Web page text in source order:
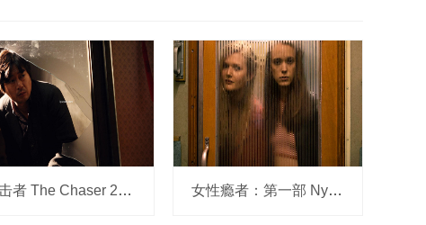
追击者 The Chaser 2008 x264 中字 网盘下载 女性瘾者：第一部 Nymphomaniac - Volume I 2013 1080p 高清中字 网盘下载